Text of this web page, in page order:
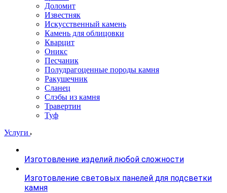
Доломит
Известняк
Искусственный камень
Камень для облицовки
Кварцит
Оникс
Песчаник
Полудрагоценные породы камня
Ракушечник
Сланец
Слэбы из камня
Травертин
Туф
Услуги
Изготовление изделий любой сложности
Изготовление световых панелей для подсветки
камня